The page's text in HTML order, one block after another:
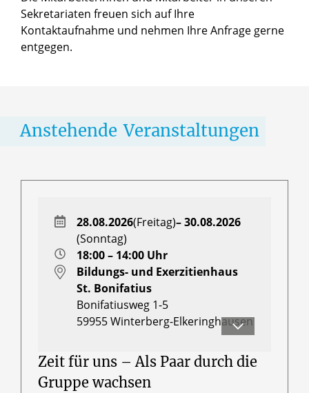
Sekretariaten freuen sich auf Ihre
Kontaktaufnahme und nehmen Ihre Anfrage gerne
entgegen.
Anstehende Veranstaltungen
Zeit für uns – Als Paar durch die
Gruppe wachsen
28.08.2026(Freitag)– 30.08.2026
(Sonntag)
18:00 – 14:00 Uhr
Bildungs- und Exerzitienhaus
St. Bonifatius
Bonifatiusweg 1-5
59955Winterberg-Elkeringhausen
Markus Ehrhardt